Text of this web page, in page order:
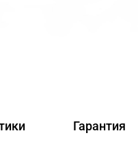
Гарантия